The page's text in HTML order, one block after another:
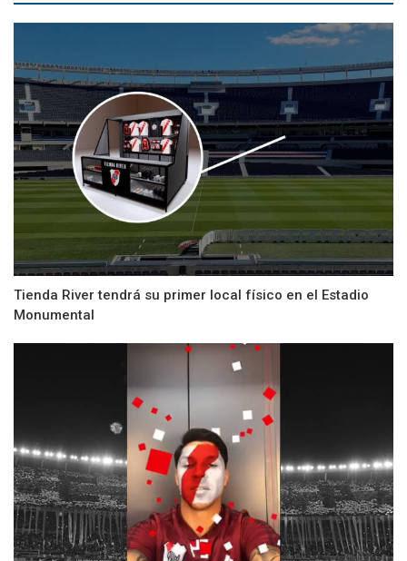
Tienda River tendrá su primer local físico en el Estadio
Monumental